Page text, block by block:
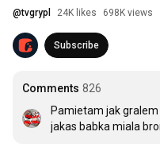
@tvgrypl 24K likes 698K views
Subscribe
Comments 826
Pamietam jak gralem
jakas babka miala